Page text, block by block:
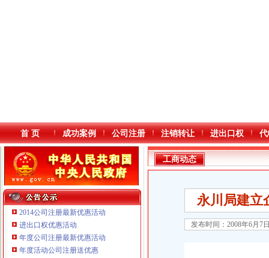
本站导航
首 页 成功案例 公司注册 注销转让 进出口权
2014公司注册最新优惠活动
进出口权优惠活动
年度公司注册最新优惠活动
年度活动公司注册送优惠
工商动态
永川局建立
发布时间：2008年6月7